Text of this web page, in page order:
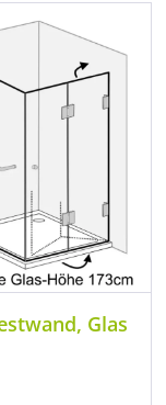
Glas